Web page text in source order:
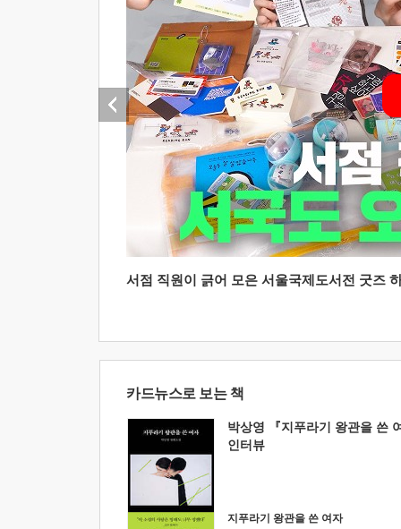
서점 직원이 긁어 모은 서울국제도서전 굿즈
카드뉴스로 보는 책
박상영 『지푸라기 왕관을 쓴
인터뷰
지푸라기 왕관을 쓴 여자